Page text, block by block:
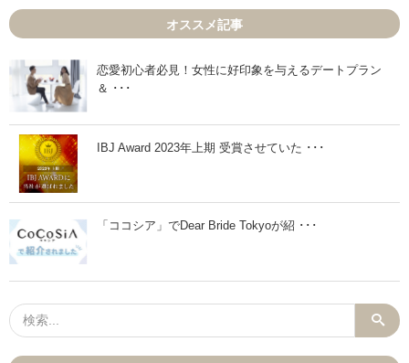
1
1
月
日
」
1
月
日
」
オススメ記事
恋愛初心者必見！女性に好印象を与えるデートプラン
＆ ･･･
IBJ Award 2023年上期 受賞させていた ･･･
「ココシア」でDear Bride Tokyoが紹 ･･･